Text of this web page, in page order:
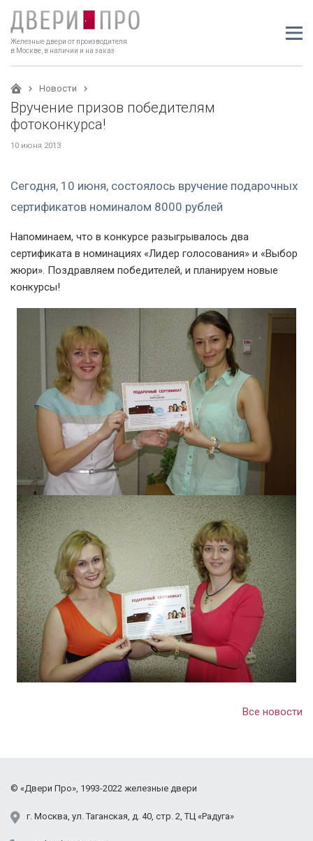
Железные двери от производителя
в Москве, в наличии и на заказ
Новости
Вручение призов победителям
фотоконкурса!
10 июня 2013
Сегодня, 10 июня, состоялось вручение подарочных
сертификатов номиналом 8000 рублей
Напоминаем, что в конкурсе разыгрывалось два
сертификата в номинациях «Лидер голосования» и «Выбор
жюри». Поздравляем победителей, и планируем новые
конкурсы!
Все новости
г. Москва, ул. Таганская, д. 40, стр. 2, ТЦ «Радуга»
© «Двери Про», 1993-2022 железные двери